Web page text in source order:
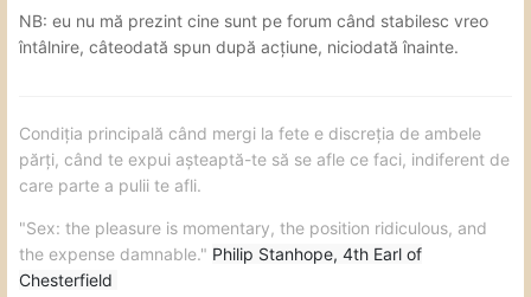
locatie: bloc vechi, intr-o zona unde nu poti sa-ti justifici
prezenta, cu vecini ce stiu ce se petrece, nota 7. Locuri
de parcare daca gasesti aliniament cu bordura.
vazut si culcusul cainelui dar acesta nu si-a semnalat
prezenta, fiind mai fricos din ce spunea: nota 8,5
Fata: nu dau note pentru aspect, oricum are suficiente
poze si filmulete ca sa va faceti o idee.
Igiena fetei: fara probleme aici, nota 9
NB: eu nu mă prezint cine sunt pe forum când stabilesc vreo
întâlnire, câteodată spun după acțiune, niciodată înainte.
Condiția principală când mergi la fete e discreția de ambele
părți, când te expui așteaptă-te să se afle ce faci, indiferent de
care parte a pulii te afli.
"Sex: the pleasure is momentary, the position ridiculous, and
the expense damnable." Philip Stanhope, 4th Earl of
Chesterfield